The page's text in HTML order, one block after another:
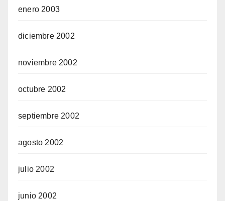
enero 2003
diciembre 2002
noviembre 2002
octubre 2002
septiembre 2002
agosto 2002
julio 2002
junio 2002